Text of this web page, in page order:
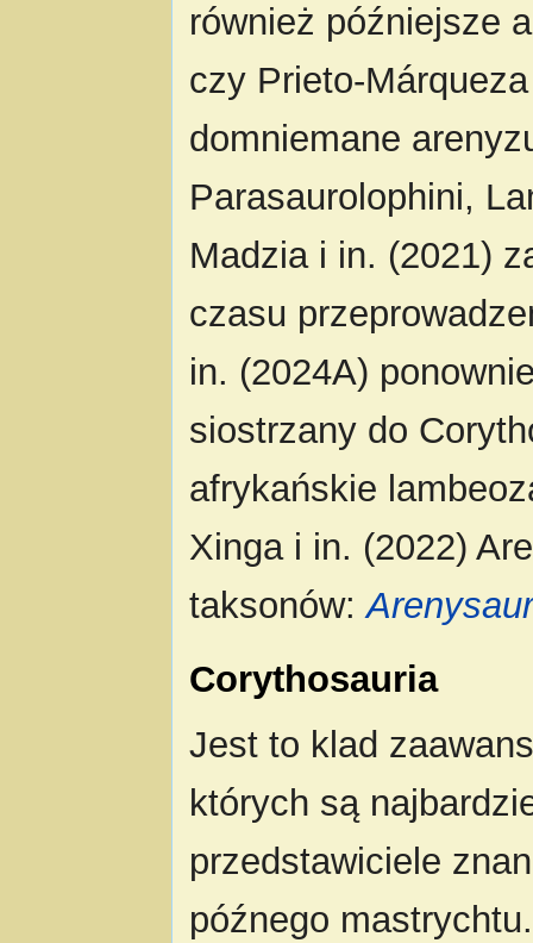
również późniejsze
czy Prieto-
domniemane
Parasaurolophini,
Madzia i in. (2021)
czasu
in. (2024A)
siostrzany do
afrykańskie
Xinga i in. (2022)
taksonów:
Corythosauria
Jest to klad
których są
przedstawiciele
późnego